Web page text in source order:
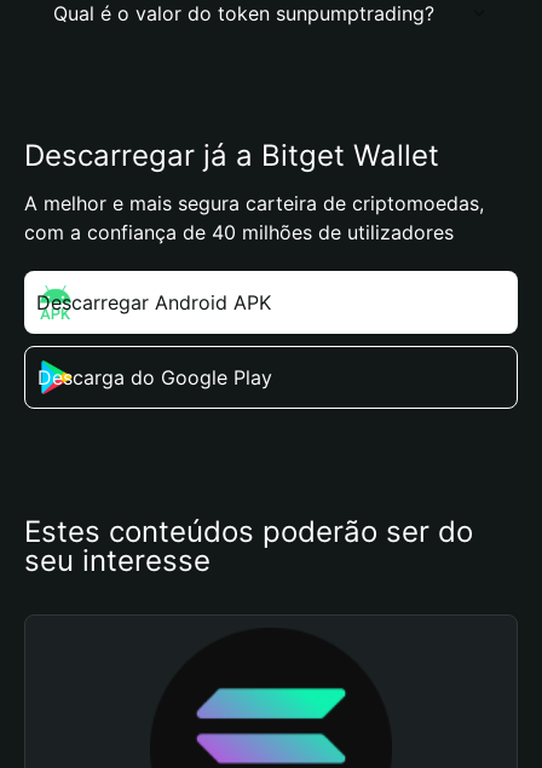
Qual é o valor do token sunpumptrading?
Descarregar já a Bitget Wallet
A melhor e mais segura carteira de criptomoedas,
com a confiança de 40 milhões de utilizadores
Descarregar Android APK
Descarga do Google Play
Estes conteúdos poderão ser do
seu interesse